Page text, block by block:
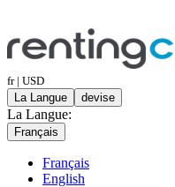
fr | USD
La Langue
devise
La Langue:
Français
Français
English